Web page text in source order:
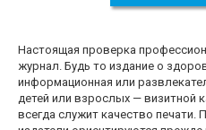
Настоящая проверка
журнал. Будь то издание о
информационная или
детей или взрослых — визитной
всегда служит качество печати.